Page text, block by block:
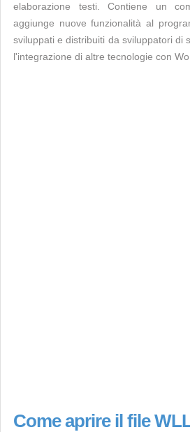
elaborazione testi. Contiene un
aggiunge nuove funzionalità al
sviluppati e distribuiti da sviluppatori di
l'integrazione di altre tecnologie con
Come aprire il file